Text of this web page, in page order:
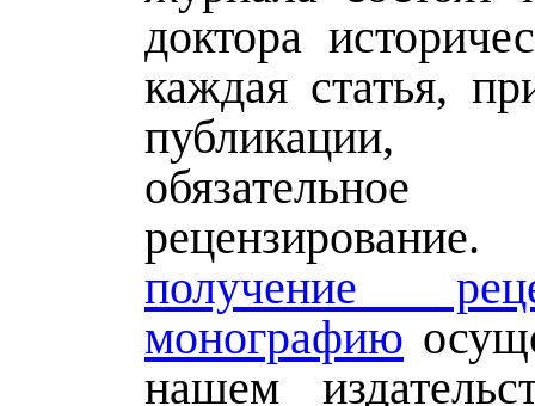
доктора
каждая статья,
публикации,
обязательное
получение
монографию
нашем